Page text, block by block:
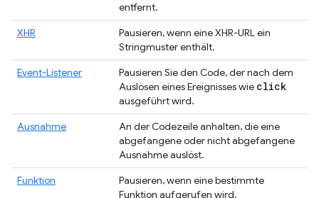
entfernt.
XHR
Pausieren, wenn eine XHR-URL ein
Stringmuster enthält.
Event-Listener
Pausieren Sie den Code, der nach dem
Auslösen eines Ereignisses wie click
ausgeführt wird.
Ausnahme
An der Codezeile anhalten, die eine
abgefangene oder nicht abgefangene
Ausnahme auslöst.
Funktion
Pausieren, wenn eine bestimmte
Funktion aufgerufen wird.